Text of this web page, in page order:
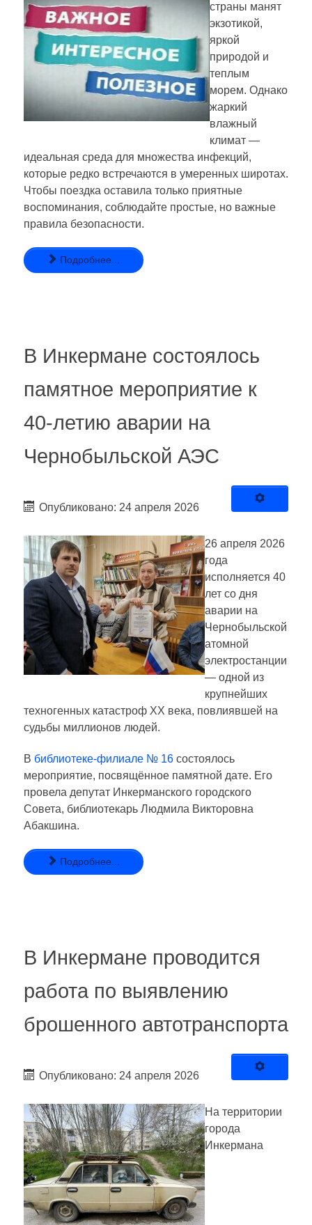
страны манят
экзотикой,
яркой
природой и
теплым
морем. Однако
жаркий
влажный
климат —
идеальная среда для множества инфекций,
которые редко встречаются в умеренных широтах.
Чтобы поездка оставила только приятные
воспоминания, соблюдайте простые, но важные
правила безопасности.
Подробнее...
В Инкермане состоялось
памятное мероприятие к
40-летию аварии на
Чернобыльской АЭС
Опубликовано: 24 апреля 2026
26 апреля 2026
года
исполняется 40
лет со дня
аварии на
Чернобыльской
атомной
электростанции
— одной из
крупнейших
техногенных катастроф XX века, повлиявшей на
судьбы миллионов людей.
В библиотеке-филиале № 16 состоялось
мероприятие, посвящённое памятной дате. Его
провела депутат Инкерманского городского
Совета, библиотекарь Людмила Викторовна
Абакшина.
Подробнее...
В Инкермане проводится
работа по выявлению
брошенного автотранспорта
Опубликовано: 24 апреля 2026
На территории
города
Инкермана